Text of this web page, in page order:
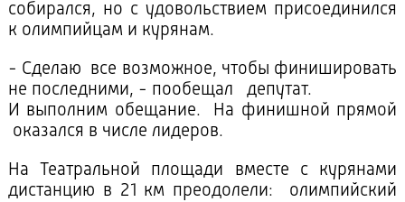
собирался, но с удовольствием присоединился
к олимпийцам и курянам.
- Сделаю все возможное, чтобы финишировать
не последними, - пообещал депутат.
И выполним обещание. На финишной прямой
оказался в числе лидеров.
На Театральной площади вместе с курянами
дистанцию в 21 км преодолели: олимпийский